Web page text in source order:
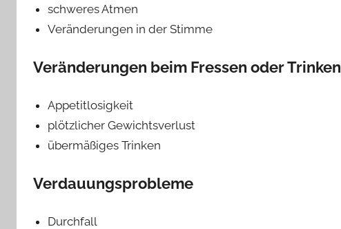
schweres Atmen
Veränderungen in der Stimme
Veränderungen beim Fressen oder Trinken
Appetitlosigkeit
plötzlicher Gewichtsverlust
übermäßiges Trinken
Verdauungsprobleme
Durchfall